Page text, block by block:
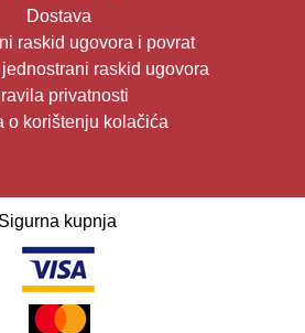
Dostava
raskid ugovora i povrat
raskid ugovora
privatnosti
o korištenju kolačića
kupnja